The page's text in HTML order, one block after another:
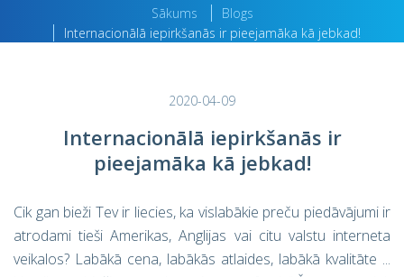
Sākums
Blogs
Internacionālā iepirkšanās ir pieejamāka kā jebkad!
2020-04-09
Internacionālā iepirkšanās ir
pieejamāka kā jebkad!
Cik gan bieži Tev ir liecies, ka vislabākie preču piedāvājumi ir
atrodami tieši Amerikas, Anglijas vai citu valstu interneta
veikalos? Labākā cena, labākās atlaides, labākā kvalitāte ...